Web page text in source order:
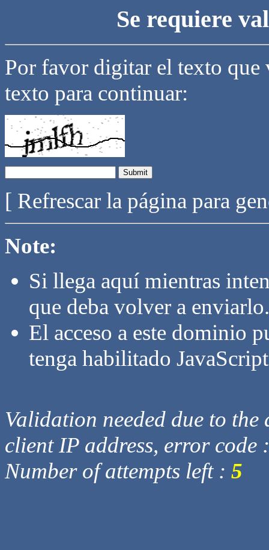
Se requiere
Por favor digitar el texto que
texto para continuar:
[ Refrescar la página para
Note:
Si llega aquí mientras
que deba volver a enviarlo.
El acceso a este dominio
tenga habilitado
Validation needed due to
client IP address, error code
Number of attempts left : 5